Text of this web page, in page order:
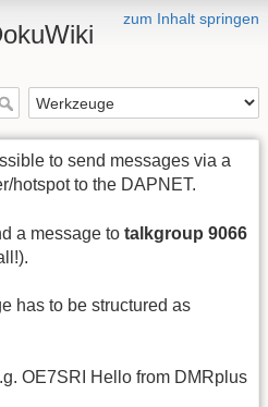
zum Inhalt springen
to send messages via a
hotspot to the DAPNET.
a message to talkgroup 9066
has to be structured as
OE7SRI Hello from DMRplus